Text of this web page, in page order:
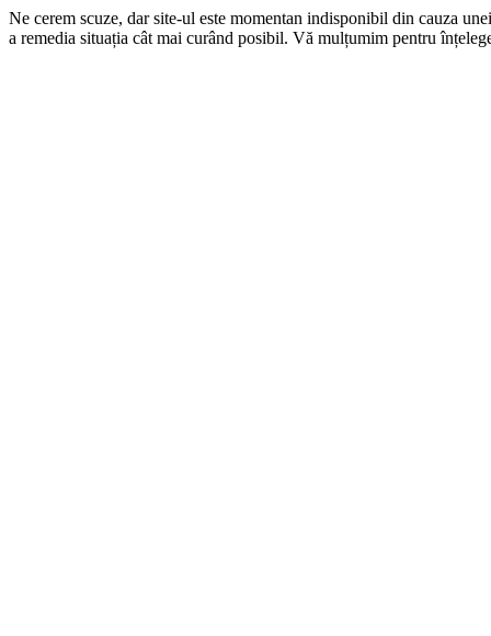
Ne cerem scuze, dar site-ul este momentan indisponibil din cauza
a remedia situația cât mai curând posibil. Vă mulțumim pentru